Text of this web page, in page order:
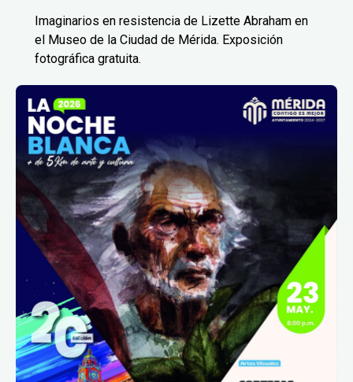
Imaginarios en resistencia de Lizette Abraham en
el Museo de la Ciudad de Mérida. Exposición
fotográfica gratuita.